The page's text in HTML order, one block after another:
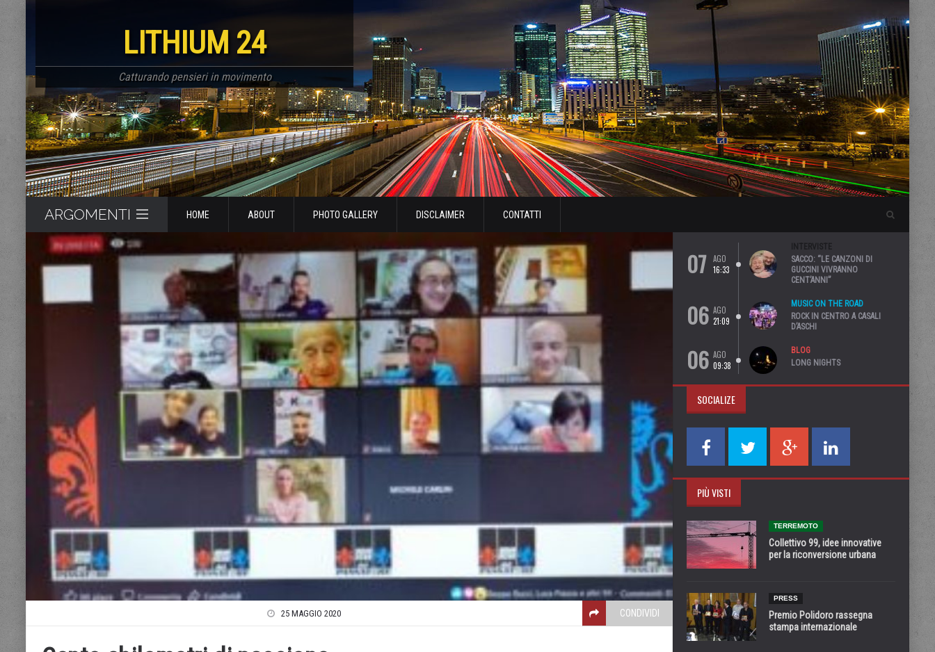
LITHIUM 24
Catturando pensieri in movimento
ARGOMENTI HOME ABOUT PHOTO GALLERY DISCLAIMER CONTATTI
25 MAGGIO 2020 CONDIVIDI
07
AGO
16:33
INTERVISTE
SACCO: “LE CANZONI DI
GUCCINI VIVRANNO
CENT’ANNI”
06 AGO
21:09
MUSIC ON THE ROAD
ROCK IN CENTRO A CASALI
D’ASCHI
06 AGO
09:38
BLOG
LONG NIGHTS
SOCIALIZE
PIÙ VISTI
TERREMOTO
Collettivo 99, idee innovative
per la riconversione urbana
PRESS
Premio Polidoro rassegna
stampa internazionale